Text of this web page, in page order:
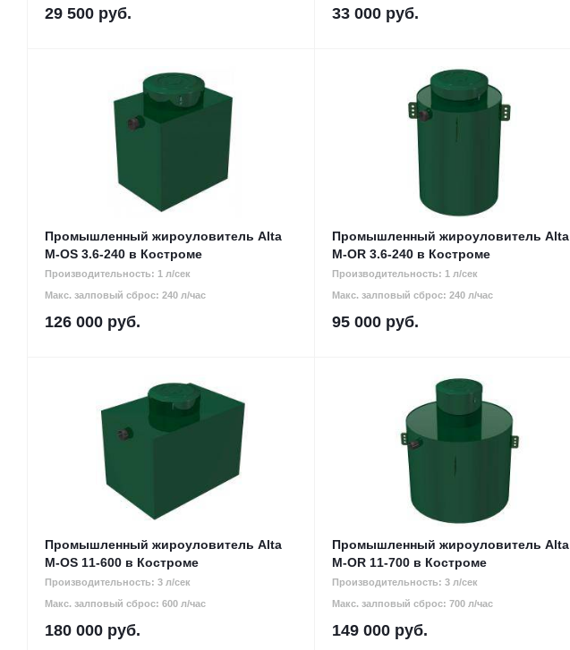
29 500 руб. 33 000 руб.
Промышленный жироуловитель Alta
М-OS 3.6-240 в Костроме
Производительность: 1 л/сек
Макс. залповый сброс: 240 л/час
126 000 руб.
Промышленный жироуловитель Alta
M-OR 3.6-240 в Костроме
Производительность: 1 л/сек
Макс. залповый сброс: 240 л/час
95 000 руб.
Промышленный жироуловитель Alta
М-OS 11-600 в Костроме
Производительность: 3 л/сек
Макс. залповый сброс: 600 л/час
180 000 руб.
Промышленный жироуловитель Alta
М-OR 11-700 в Костроме
Производительность: 3 л/сек
Макс. залповый сброс: 700 л/час
149 000 руб.